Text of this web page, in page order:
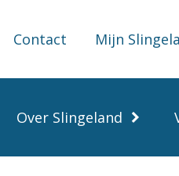
Contact Mijn
Over Slingeland